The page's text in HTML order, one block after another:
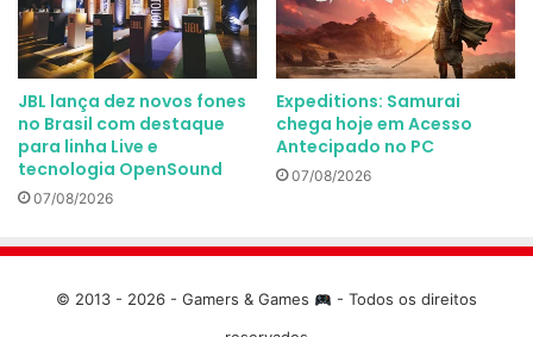
JBL lança dez novos fones
no Brasil com destaque
para linha Live e
tecnologia OpenSound
07/08/2026
Expeditions: Samurai
chega hoje em Acesso
Antecipado no PC
07/08/2026
© 2013 - 2026 - Gamers & Games
- Todos os direitos